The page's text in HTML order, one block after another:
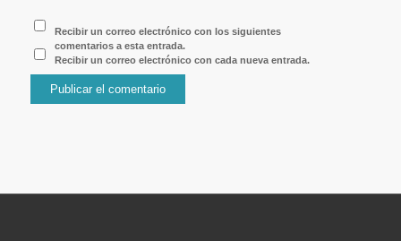
Recibir un correo electrónico con los siguientes
comentarios a esta entrada.
Recibir un correo electrónico con cada nueva entrada.